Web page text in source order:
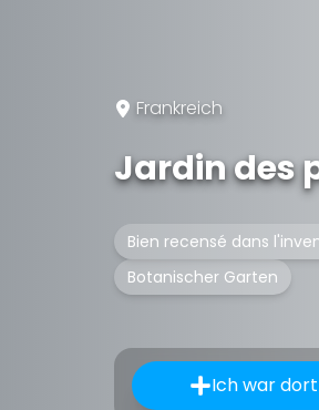
Frankreich
Jardin des
Bien recensé dans
Botanischer Garten
Ich war dort